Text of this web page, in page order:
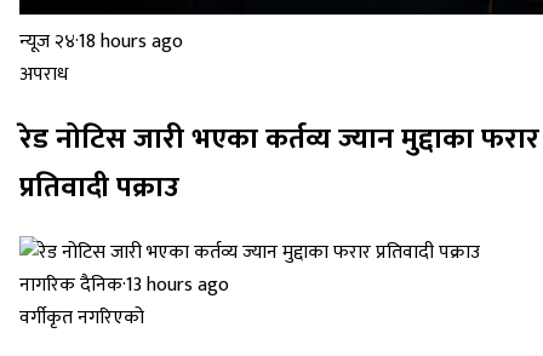
न्यूज २४·18 hours ago
अपराध
रेड नोटिस जारी भएका कर्तव्य ज्यान मुद्दाका फरार
प्रतिवादी पक्राउ
नागरिक दैनिक·13 hours ago
वर्गीकृत नगरिएको